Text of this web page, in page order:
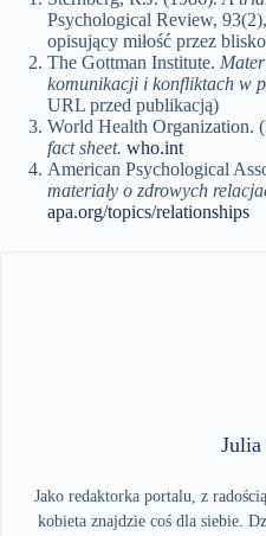
Psychological Review,
opisujący miłość przez
The Gottman Institute.
komunikacji i konfliktach w
URL przed publikacją)
World Health Organization.
fact sheet. who.int
American Psychological
materiały o zdrowych
apa.org/topics/relationships
Jako redaktorka portalu, z
kobieta znajdzie coś dla siebie.